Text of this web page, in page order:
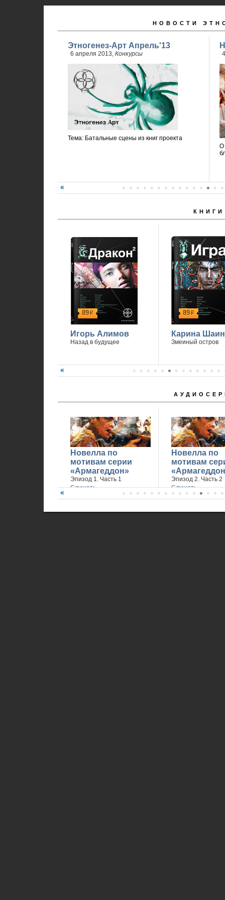
НОВОСТИ
Этногенез-Арт Апрель'13
6 апреля 2013, Конкурсы
Тема: Батальные сцены из книг проекта
О
КНИГИ
89р
Игорь Алимов
Назад в будущее
89р
Карина
Змеиный остров
Новелла по
мотивам серии
«Армагеддон»
Эпизод 1. Часть 1
Слушать
Новелла по
мотивам
Эпизод 2. Часть 2
Слушать